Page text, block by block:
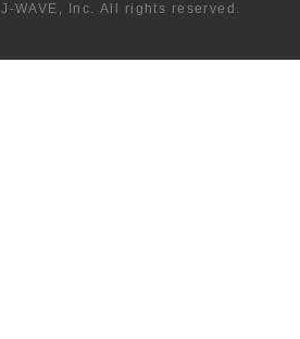
J-WAVE, Inc. All rights reserved.